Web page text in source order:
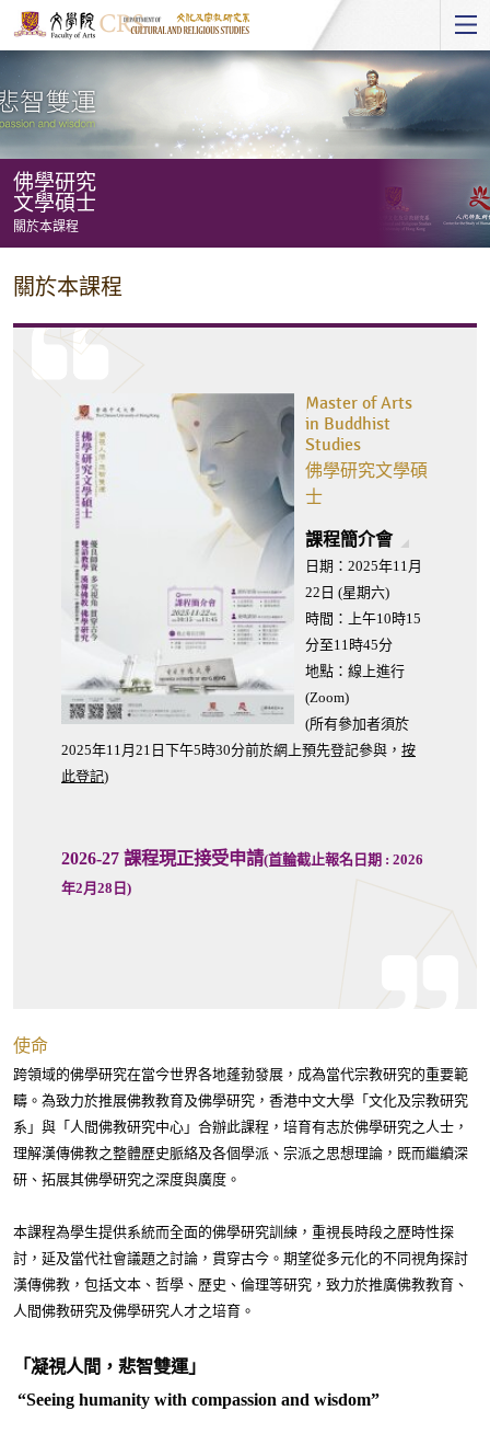
Start
main
Content
佛學研究
文學碩士
關於本課程
學
研
關於本課程
Master of Arts
in Buddhist
Studies
佛學研究文學碩
士
課程簡介會
日期：2025年11月
22日 (星期六)
時間：上午10時15
分至11時45分
地點：線上進行
(Zoom)
(所有參加者須於
2025年11月21日下午5時30分前於網上預先登記參與， 按
此登記)
2026-27 課程現正接受申請(首輪截止報名日期 : 2026
年2月28日)
使命
跨領域的佛學研究在當今世界各地蓬勃發展，成為當代宗教研究的重要範
疇。為致力於推展佛教教育及佛學研究，香港中文大學「文化及宗教研究
系」與「人間佛教研究中心」合辦此課程，培育有志於佛學研究之人士，
理解漢傳佛教之整體歷史脈絡及各個學派、宗派之思想理論，既而繼續深
研、拓展其佛學研究之深度與廣度。
本課程為學生提供系統而全面的佛學研究訓練，重視長時段之歷時性探
討，延及當代社會議題之討論，貫穿古今。期望從多元化的不同視角探討
漢傳佛教，包括文本、哲學、歷史、倫理等研究，致力於推廣佛教教育、
人間佛教研究及佛學研究人才之培育。
「凝視人間，悲智雙運」
“Seeing humanity with compassion and wisdom”